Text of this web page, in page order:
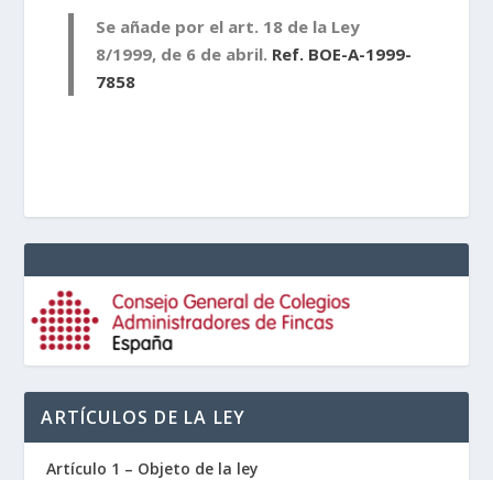
Se añade por el art. 18 de la Ley
8/1999, de 6 de abril. Ref. BOE-A-1999-
7858
ARTÍCULOS DE LA LEY
Artículo 1 – Objeto de la ley